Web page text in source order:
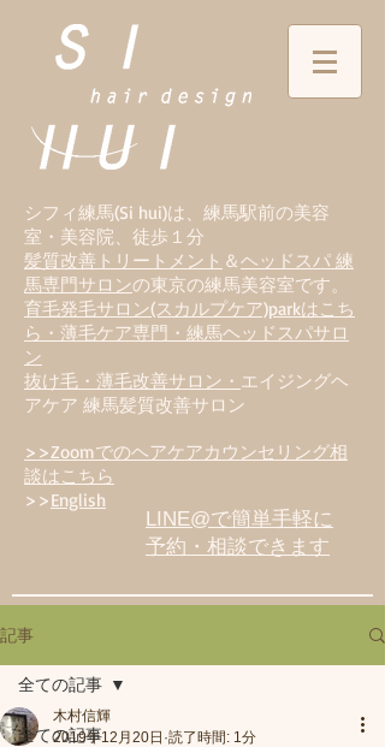
シフィ練馬(Si hui)は、 練馬駅前の美容
室・美容院、徒歩１分
髪質改善トリートメント ＆ヘッドスパ 練
馬専門サロンの東京の練馬美容室です。
育毛発毛サロン(スカルプケア)parkはこち
ら・薄毛ケア専門・練馬ヘッドスパサロ
ン
抜け毛・薄毛改善サロン・ エイジングヘ
アケア 練馬髪質改善サロン
>>Zoomでのヘアケアカウンセリング相
談はこちら
>>English
LINE@で簡単手軽に
予約・相談できます
記事
全ての記事
全ての記事
木村信輝
2019年12月20日 読了時間: 1分